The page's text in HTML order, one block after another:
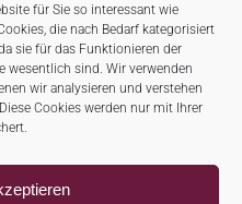
für Sie so interessant wie
die nach Bedarf kategorisiert
sie für das Funktionieren der
wesentlich sind. Wir verwenden
wir analysieren und verstehen
Cookies werden nur mit Ihrer
über unseren